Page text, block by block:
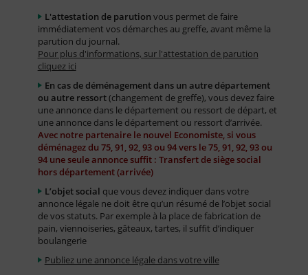
L'attestation de parution vous permet de faire
immédiatement vos démarches au greffe, avant même la
parution du journal.
Pour plus d'informations, sur l'attestation de parution
cliquez ici
En cas de déménagement dans un autre département
ou autre ressort(changement de greffe), vous devez faire
une annonce dans le département ou ressort de départ, et
une annonce dans le département ou ressort d’arrivée.
Avec notre partenaire le nouvel Economiste, si vous
déménagez du 75, 91, 92, 93 ou 94 vers le 75, 91, 92, 93 ou
94 une seule annonce suffit : Transfert de siège social
hors département (arrivée)
L’objet social que vous devez indiquer dans votre
annonce légale ne doit être qu’un résumé de l’objet social
de vos statuts. Par exemple à la place de fabrication de
pain, viennoiseries, gâteaux, tartes, il suffit d’indiquer
boulangerie
Publiez une annonce légale dans votre ville